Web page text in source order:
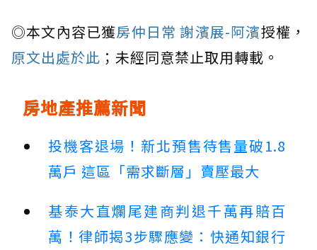
◎本文內容已獲房仲日常 謝濱展-阿濱授權，
原文出處於此 ；未經同意禁止取用轉載。
房地產推薦新聞
投機客退場！新北預售待售量破1.8
萬戶 這區「需求斷層」賣壓最大
基泰大直爛尾建商判退千萬再賠百
萬！律師揭3步驟應變：快通知銀行